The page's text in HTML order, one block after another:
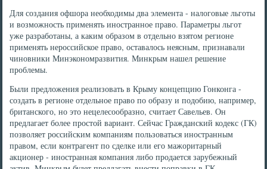
Для создания офшора необходимы два элемента - налоговые льготы
и возможность применять иностранное право. Параметры льгот
уже разработаны, а каким образом в отдельно взятом регионе
применять нероссийское право, оставалось неясным, признавали
чиновники Минэкономразвития. Минкрым нашел решение
проблемы.
Были предложения реализовать в Крыму концепцию Гонконга -
создать в регионе отдельное право по образу и подобию, например,
британского, но это нецелесообразно, считает Савельев. Он
предлагает более простой вариант. Сейчас Гражданский кодекс (ГК)
позволяет российским компаниям пользоваться иностранным
правом, если контрагент по сделке или его мажоритарный
акционер - иностранная компания либо продается зарубежный